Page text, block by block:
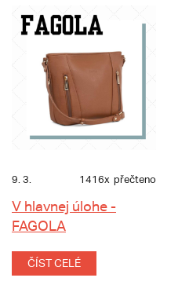
9. 3. 1416x přečteno
V hlavnej úlohe -
FAGOLA
ČÍST CELÉ